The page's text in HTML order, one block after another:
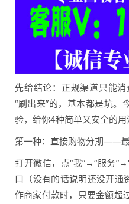
先给结论：正规渠道只能
“刷出来”的，基本都是坑。
验，给你4种简单又安全的用
第一种：直接购物分期——
打开微信，点“我”→“服务
口（没有的话说明还没开通
作商家付款时，只要金额超